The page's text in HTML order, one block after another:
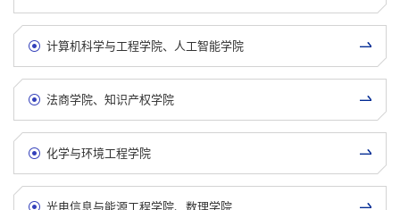
计算机科学与工程学院、人工智能学院
法商学院、知识产权学院
化学与环境工程学院
光电信息与能源工程学院、数理学院